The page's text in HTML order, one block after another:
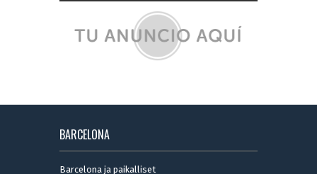
BARCELONA
Barcelona ja paikalliset